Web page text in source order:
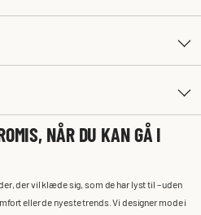
NÅR DU KAN GÅ I
der vil klæde sig, som de har lyst til – uden
eller de nyeste trends. Vi designer mode i